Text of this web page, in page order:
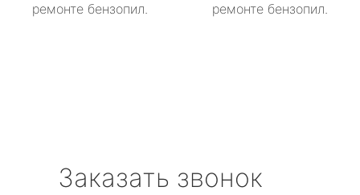
ремонте бензопил.
ремонте бензопил.
Заказать звонок